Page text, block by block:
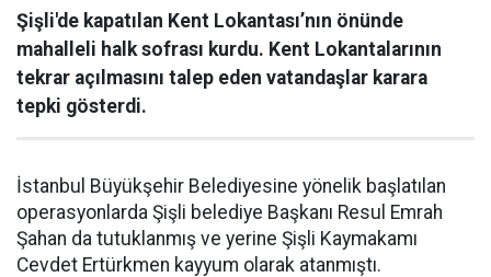
Şişli'de kapatılan Kent Lokantası’nın önünde
mahalleli halk sofrası kurdu. Kent Lokantalarının
tekrar açılmasını talep eden vatandaşlar karara
tepki gösterdi.
İstanbul Büyükşehir Belediyesine yönelik başlatılan
operasyonlarda Şişli belediye Başkanı Resul Emrah
Şahan da tutuklanmış ve yerine Şişli Kaymakamı
Cevdet Ertürkmen kayyum olarak atanmıştı.